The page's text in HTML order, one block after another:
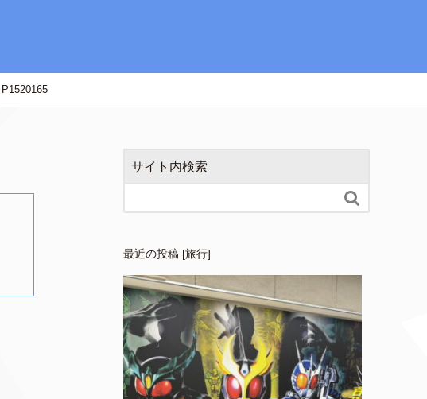
P1520165
サイト内検索

最近の投稿 [旅行]